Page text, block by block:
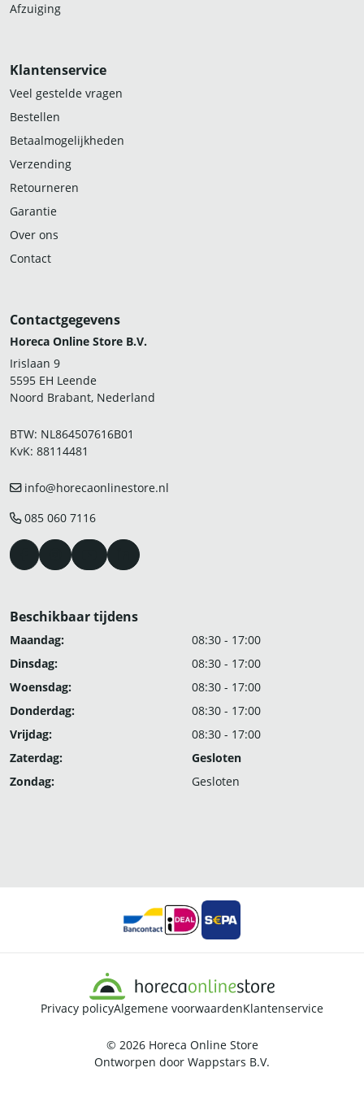
Afzuiging
Klantenservice
Veel gestelde vragen
Bestellen
Betaalmogelijkheden
Verzending
Retourneren
Garantie
Over ons
Contact
Contactgegevens
Horeca Online Store B.V.
Irislaan 9
5595 EH Leende
Noord Brabant, Nederland
BTW: NL864507616B01
KvK: 88114481
info@horecaonlinestore.nl
085 060 7116
Beschikbaar tijdens
Maandag:
08:30 - 17:00
Dinsdag:
08:30 - 17:00
Woensdag:
08:30 - 17:00
Donderdag:
08:30 - 17:00
Vrijdag:
08:30 - 17:00
Zaterdag:
Gesloten
Zondag:
Gesloten
Privacy policyAlgemene voorwaardenKlantenservice
© 2026 Horeca Online Store
Ontworpen door Wappstars B.V.